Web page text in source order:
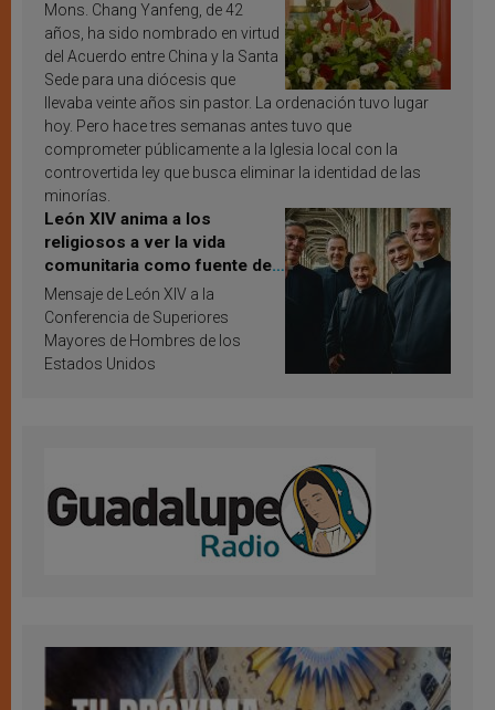
Mons. Chang Yanfeng, de 42
años, ha sido nombrado en virtud
del Acuerdo entre China y la Santa
Sede para una diócesis que
llevaba veinte años sin pastor. La ordenación tuvo lugar
hoy. Pero hace tres semanas antes tuvo que
comprometer públicamente a la Iglesia local con la
controvertida ley que busca eliminar la identidad de las
minorías.
León XIV anima a los
religiosos a ver la vida
comunitaria como fuente de
inspiración y santificación
Mensaje de León XIV a la
Conferencia de Superiores
Mayores de Hombres de los
Estados Unidos